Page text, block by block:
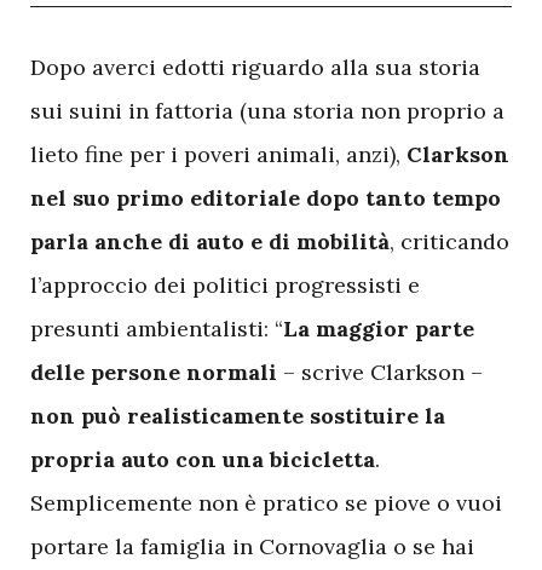
Dopo averci edotti riguardo alla sua storia
sui suini in fattoria (una storia non proprio a
lieto fine per i poveri animali, anzi), Clarkson
nel suo primo editoriale dopo tanto tempo
parla anche di auto e di mobilità, criticando
l’approccio dei politici progressisti e
presunti ambientalisti: “La maggior parte
delle persone normali – scrive Clarkson –
non può realisticamente sostituire la
propria auto con una bicicletta.
Semplicemente non è pratico se piove o vuoi
portare la famiglia in Cornovaglia o se hai